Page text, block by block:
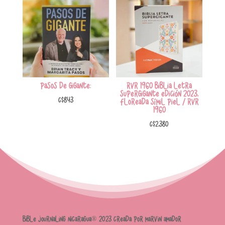
Pasos de gigante:
C$843
RVR 1960 Biblia letra
supergigante edición 2023,
floreada símil piel / RVR
1960
C$2,380
Bible Journaling Nicaragua® 2023 Creada por Marvin Amador